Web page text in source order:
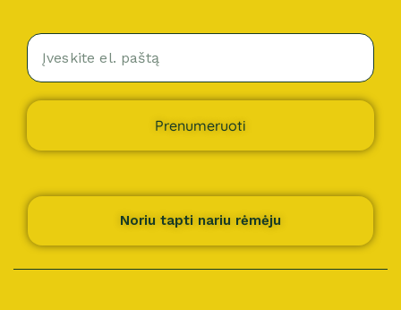
Prenumeruoti
Noriu tapti nariu rėmėju